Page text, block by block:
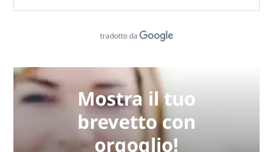
tradotto da
Mostra il tuo
brevetto con
orgoglio!